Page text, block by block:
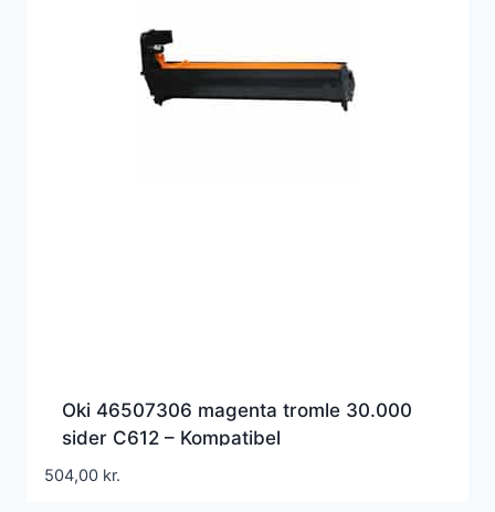
Oki 46507306 magenta tromle 30.000
sider C612 – Kompatibel
504,00 kr.